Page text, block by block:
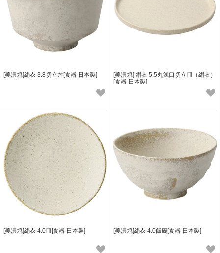
[美濃焼]絹衣 3.8切立丼[食器 日本製]
[美濃焼] 絹衣 5.5丸浅口切立皿（絹衣）
[食器 日本製]
[美濃焼]絹衣 4.0皿[食器 日本製] [美濃焼]絹衣 4.0飯碗[食器 日本製]